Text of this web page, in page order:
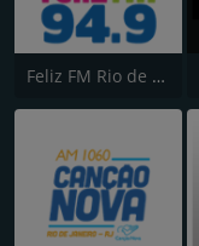
Feliz FM Rio de Janeiro